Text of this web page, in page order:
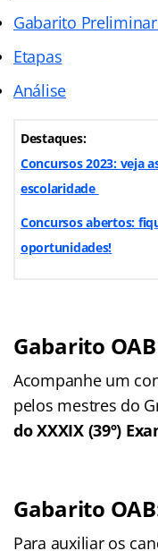
Gabarito
Etapas
Análise
Destaques:
Concursos 2023: veja
escolaridade
Concursos abertos:
oportunidades!
Gabarito
Acompanhe um
pelos mestres do
do XXXIX (39º)
Gabarito
Para auxiliar os